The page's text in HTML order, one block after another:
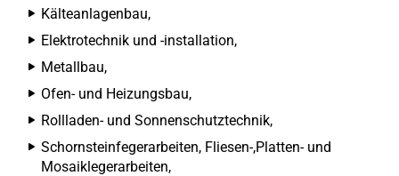
Kälteanlagenbau,
Elektrotechnik und -installation,
Metallbau,
Ofen- und Heizungsbau,
Rollladen- und Sonnenschutztechnik,
Schornsteinfegerarbeiten, Fliesen-,Platten- und
Mosaiklegerarbeiten,